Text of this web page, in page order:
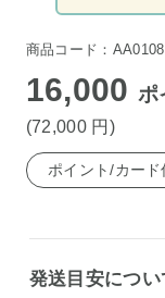
商品コード：
16,000ポ
(72,000 円 )
ポイント/カード
発送目安につい